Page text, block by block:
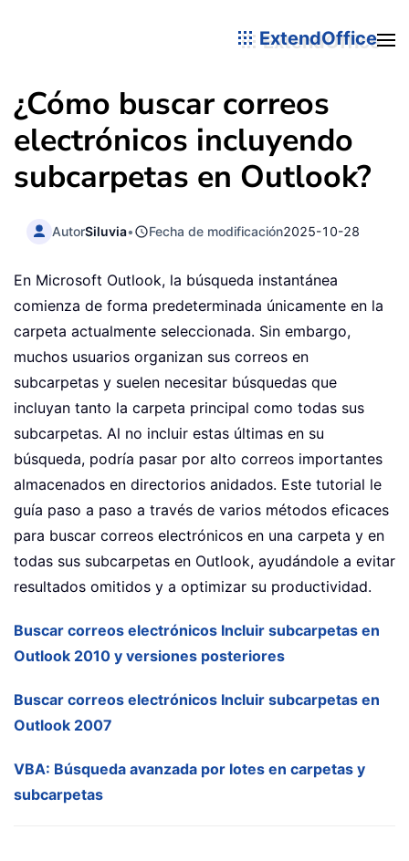
ExtendOffice
¿Cómo buscar correos
electrónicos incluyendo
subcarpetas en Outlook?
AutorSiluvia• Fecha de modificación2025-10-28
En Microsoft Outlook, la búsqueda instantánea
comienza de forma predeterminada únicamente en la
carpeta actualmente seleccionada. Sin embargo,
muchos usuarios organizan sus correos en
subcarpetas y suelen necesitar búsquedas que
incluyan tanto la carpeta principal como todas sus
subcarpetas. Al no incluir estas últimas en su
búsqueda, podría pasar por alto correos importantes
almacenados en directorios anidados. Este tutorial le
guía paso a paso a través de varios métodos eficaces
para buscar correos electrónicos en una carpeta y en
todas sus subcarpetas en Outlook, ayudándole a evitar
resultados omitidos y a optimizar su productividad.
Buscar correos electrónicos Incluir subcarpetas en
Outlook 2010 y versiones posteriores
Buscar correos electrónicos Incluir subcarpetas en
Outlook 2007
VBA: Búsqueda avanzada por lotes en carpetas y
subcarpetas